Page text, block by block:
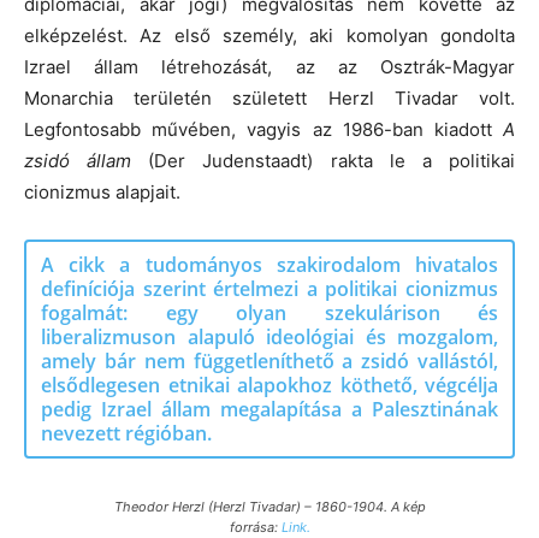
elképzelést. Az első személy, aki komolyan gondolta
Izrael állam létrehozását, az az Osztrák-Magyar
Monarchia területén született Herzl Tivadar volt.
Legfontosabb művében, vagyis az 1986-ban kiadott A
zsidó állam (Der Judenstaadt) rakta le a politikai
cionizmus alapjait.
A cikk a tudományos szakirodalom hivatalos
definíciója szerint értelmezi a politikai cionizmus
fogalmát: egy olyan szekulárison és
liberalizmuson alapuló ideológiai és mozgalom,
amely bár nem függetleníthető a zsidó vallástól,
elsődlegesen etnikai alapokhoz köthető, végcélja
pedig Izrael állam megalapítása a Palesztinának
nevezett régióban.
Theodor Herzl (Herzl Tivadar) – 1860-1904. A kép
forrása: Link.